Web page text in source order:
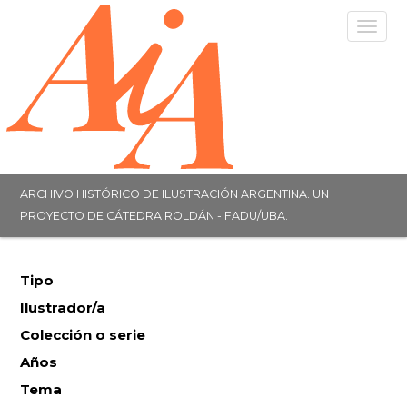
ARCHIVO HISTÓRICO DE ILUSTRACIÓN ARGENTINA. UN
PROYECTO DE CÁTEDRA ROLDÁN - FADU/UBA.
Tipo
Ilustrador/a
Colección o serie
Años
Tema